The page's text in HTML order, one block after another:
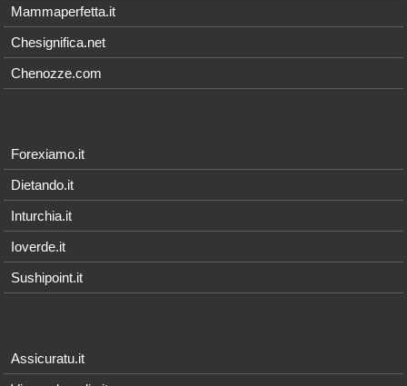
Mammaperfetta.it
Chesignifica.net
Chenozze.com
Forexiamo.it
Dietando.it
Inturchia.it
Ioverde.it
Sushipoint.it
Assicuratu.it